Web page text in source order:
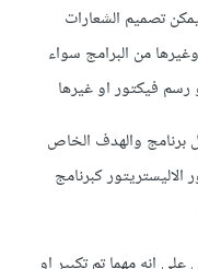
تصميم الشعارات
من البرامج سواء
فيكتور او غيرها
برنامج والهدف الخاص
كبرنامج